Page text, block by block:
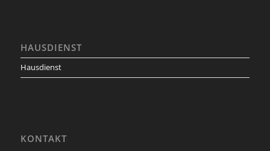
HAUSDIENST
Hausdienst
KONTAKT